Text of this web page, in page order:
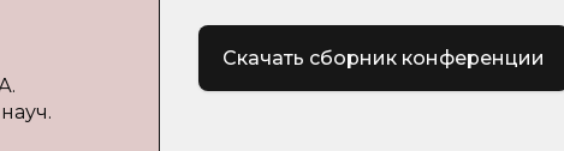
Скачать сборник конференции